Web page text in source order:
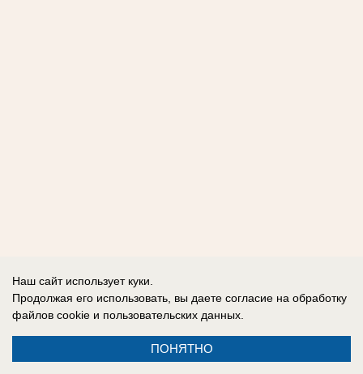
Наш сайт использует куки.
Продолжая его использовать, вы даете согласие на обработку
файлов cookie и пользовательских данных.
ПОНЯТНО